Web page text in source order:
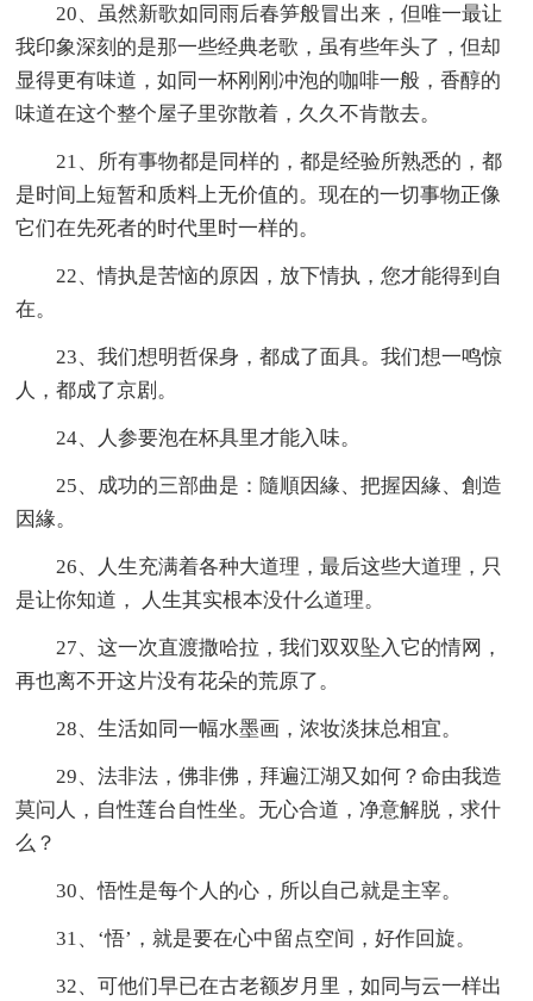
20、虽然新歌如同雨后春笋般冒出来，但唯一最让
我印象深刻的是那一些经典老歌，虽有些年头了，但却
显得更有味道，如同一杯刚刚冲泡的咖啡一般，香醇的
味道在这个整个屋子里弥散着，久久不肯散去。
21、所有事物都是同样的，都是经验所熟悉的，都
是时间上短暂和质料上无价值的。现在的一切事物正像
它们在先死者的时代里时一样的。
22、情执是苦恼的原因，放下情执，您才能得到自
在。
23、我们想明哲保身，都成了面具。我们想一鸣惊
人，都成了京剧。
24、人参要泡在杯具里才能入味。
25、成功的三部曲是：隨順因緣、把握因緣、創造
因緣。
26、人生充满着各种大道理，最后这些大道理，只
是让你知道， 人生其实根本没什么道理。
27、这一次直渡撒哈拉，我们双双坠入它的情网，
再也离不开这片没有花朵的荒原了。
28、生活如同一幅水墨画，浓妆淡抹总相宜。
29、法非法，佛非佛，拜遍江湖又如何？命由我造
莫问人，自性莲台自性坐。无心合道，净意解脱，求什
么？
30、悟性是每个人的心，所以自己就是主宰。
31、‘悟’，就是要在心中留点空间，好作回旋。
32、可他们早已在古老额岁月里，如同与云一样出